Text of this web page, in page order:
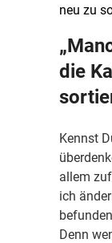
die
Kennst
allem
ich
Denn